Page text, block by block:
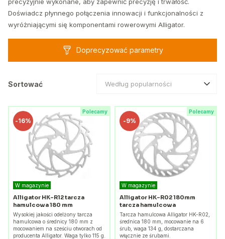
Doświadcz płynnego połączenia innowacji i funkcjonalności z
wyróżniającymi się komponentami rowerowymi Alligator.
Doprecyzować parametry
Sortować Według popularności
Polecamy
-16%
W magazynie
Alligator HK-R12 tarcza
hamulcowa 180 mm
Wysokiej jakości odelżony tarcza
hamulcowa o średnicy 180 mm z
mocowaniem na sześciu otworach od
producenta Alligator. Waga tylko 115 g.
Polecamy
-9%
W magazynie
Alligator HK-R02 180mm
tarcza hamulcowa
Tarcza hamulcowa Alligator HK-R02,
średnica 180 mm, mocowanie na 6
śrub, waga 134 g, dostarczana
włącznie ze śrubami.